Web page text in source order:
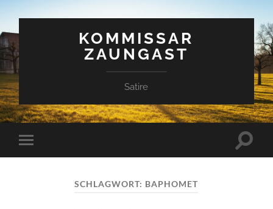
KOMMISSAR
ZAUNGAST
Satire
Mobile-
Menü
SCHLAGWORT: BAPHOMET